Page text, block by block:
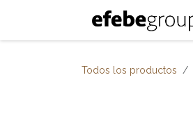
Todos los productos